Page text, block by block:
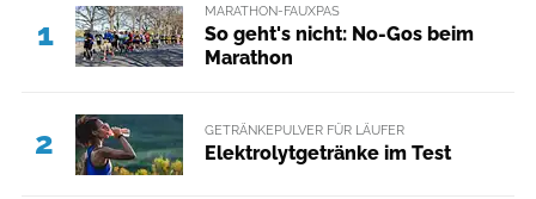
1
MARATHON-FAUXPAS
So geht's nicht: No-Gos beim
Marathon
2 GETRÄNKEPULVER FÜR LÄUFER
Elektrolytgetränke im Test